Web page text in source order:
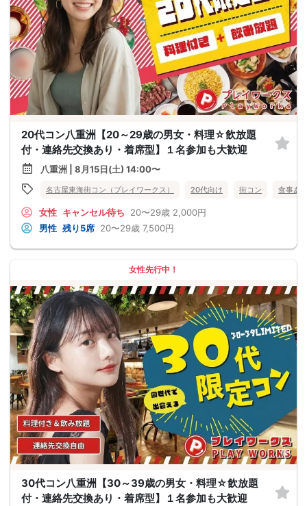
20代コン八重洲【20～29歳の男女・料理☆飲放題
付・連絡先交換あり・着席型】１名参加も大歓迎
八重洲 | 8月15日(土) 14:00〜
名古屋東海街コン（プレイワークス） 20代向け 街コン 食事あ
女性 キャンセル待ち 20〜29歳 2,000円
男性 残り5席 20〜29歳 7,500円
女性先行中！
30代コン八重洲【30～39歳の男女・料理☆飲放題
付・連絡先交換あり・着席型】１名参加も大歓迎